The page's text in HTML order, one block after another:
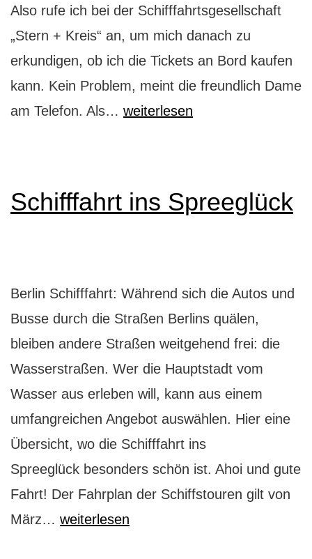
Also rufe ich bei der Schifffahrtsgesellschaft
„Stern + Kreis“ an, um mich danach zu
erkundigen, ob ich die Tickets an Bord kaufen
kann. Kein Problem, meint die freundlich Dame
am Telefon. Als… Auf
Treptow
weiterlesen
Schifffahrt ins Spreeglück
Berlin Schifffahrt: Während sich die Autos und
Busse durch die Straßen Berlins quälen,
bleiben andere Straßen weitgehend frei: die
Wasserstraßen. Wer die Hauptstadt vom
Wasser aus erleben will, kann aus einem
umfangreichen Angebot auswählen. Hier eine
Übersicht, wo die Schifffahrt ins
Spreeglück besonders schön ist. Ahoi und gute
Fahrt! Der Fahrplan der Schiffstouren gilt von
März… Schifffahrt
weiterlesen